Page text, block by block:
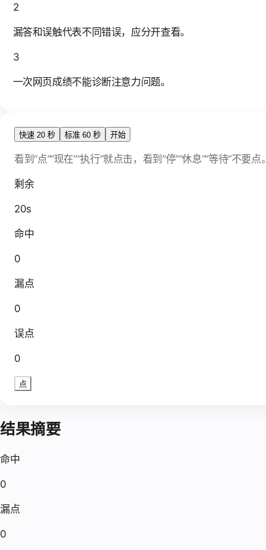
2
漏答和误触代表不同错误，应分开查看。
3
一次网页成绩不能诊断注意力问题。
快速 20 秒 标准 60 秒 开始
看到“点”“现在”“执行”就点击，看到“停”“休息”“等待”不要点。
剩余
20s
命中
0
漏点
0
误点
0
点
结果摘要
命中
0
漏点
0